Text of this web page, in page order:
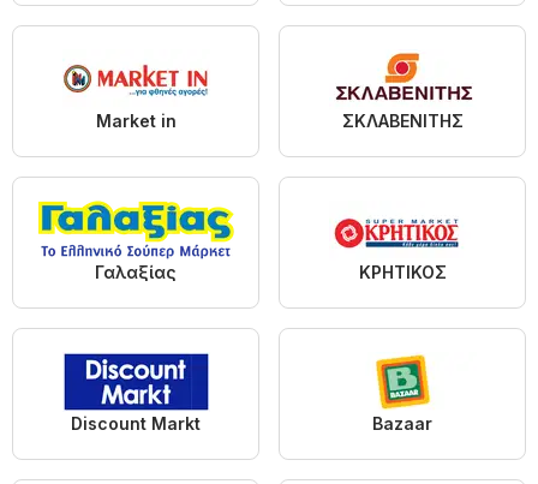
Market in ΣΚΛΑΒΕΝΙΤΗΣ
Γαλαξίας ΚΡΗΤΙΚΟΣ
Discount Markt Bazaar